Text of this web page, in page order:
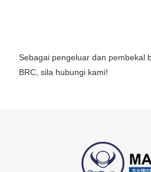
Sebagai pengeluar dan pembekal
BRC, sila hubungi kami!